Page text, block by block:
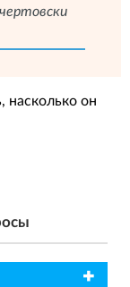
насколько он
✖